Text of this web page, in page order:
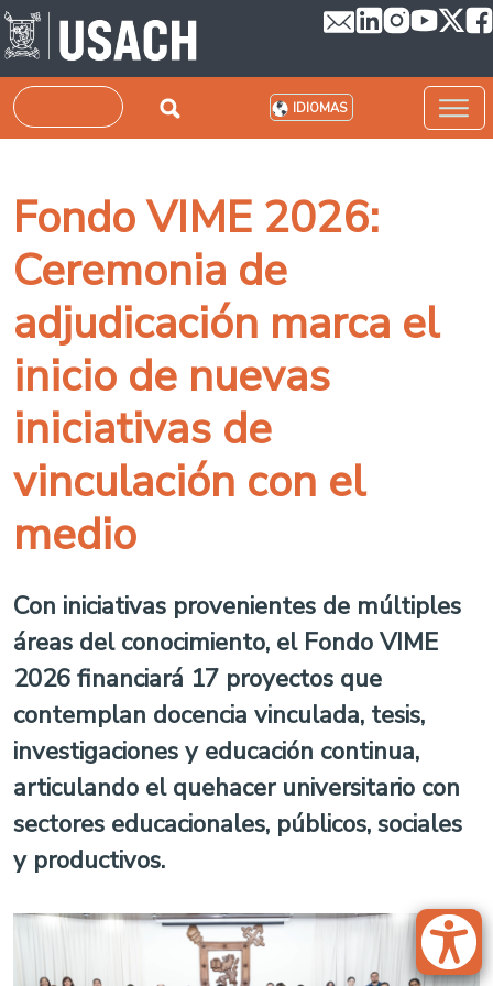
Pasar al contenido principal
Buscar IDIOMAS
Fondo VIME 2026:
Ceremonia de
adjudicación marca el
inicio de nuevas
iniciativas de
vinculación con el
medio
Con iniciativas provenientes de múltiples
áreas del conocimiento, el Fondo VIME
2026 financiará 17 proyectos que
contemplan docencia vinculada, tesis,
investigaciones y educación continua,
articulando el quehacer universitario con
sectores educacionales, públicos, sociales
y productivos.